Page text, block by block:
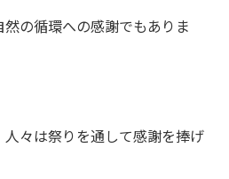
の循環への感謝でもありま
々は祭りを通して感謝を捧げ